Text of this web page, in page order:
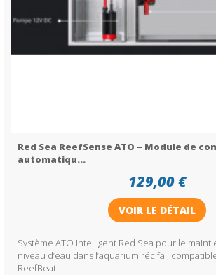
Red Sea ReefSense ATO – Module de
automatiqu...
129,00 €
VOIR LE DÉTAIL
Système ATO intelligent Red Sea pour le
niveau d’eau dans l’aquarium récifal,
ReefBeat.